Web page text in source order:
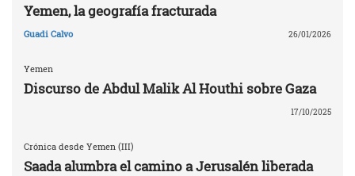
Yemen, la geografía fracturada
Guadi Calvo 26/01/2026
Yemen
Discurso de Abdul Malik Al Houthi sobre Gaza
17/10/2025
Crónica desde Yemen (III)
Saada alumbra el camino a Jerusalén liberada